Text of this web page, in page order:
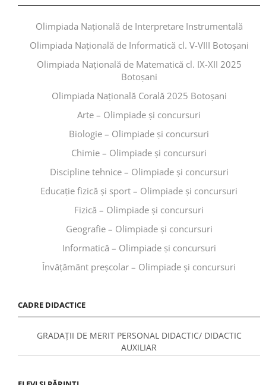
Olimpiada Națională de Interpretare Instrumentală
Olimpiada Națională de Informatică cl. V-VIII Botoșani
Olimpiada Națională de Matematică cl. IX-XII 2025
Botoșani
Olimpiada Națională Corală 2025 Botoșani
Arte – Olimpiade și concursuri
Biologie – Olimpiade și concursuri
Chimie – Olimpiade și concursuri
Discipline tehnice – Olimpiade și concursuri
Educaţie fizică şi sport – Olimpiade și concursuri
Fizică – Olimpiade și concursuri
Geografie – Olimpiade și concursuri
Informatică – Olimpiade și concursuri
Învăţământ preşcolar – Olimpiade și concursuri
CADRE DIDACTICE
GRADAȚII DE MERIT PERSONAL DIDACTIC/ DIDACTIC
AUXILIAR